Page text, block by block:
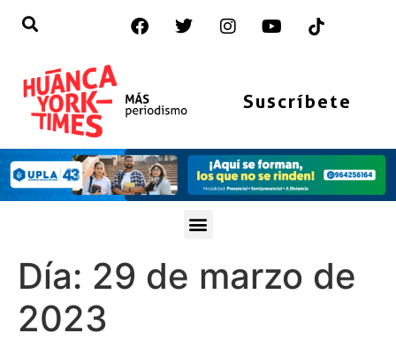
Suscríbete
Día: 29 de marzo de
2023